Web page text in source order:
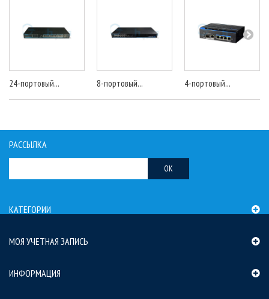
24-портовый... 8-портовый... 4-портовый...
РАССЫЛКА
OK
КАТЕГОРИИ
МОЯ УЧЕТНАЯ ЗАПИСЬ
ИНФОРМАЦИЯ